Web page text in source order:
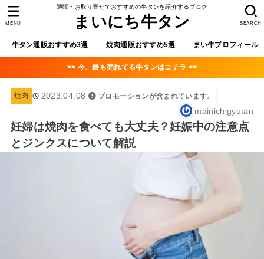
通販・お取り寄せでおすすめの牛タンを紹介するブログ
まいにち牛タン
牛タン通販おすすめ3選 焼肉通販おすすめ5選 まい牛プロフィール
SEARCH
MENU
>> 今、最も売れてる牛タンはコチラ <<
焼肉 2023.04.08 プロモーションが含まれています。
mainichigyutan
妊婦は焼肉を食べても大丈夫？妊娠中の注意点
とジンクスについて解説